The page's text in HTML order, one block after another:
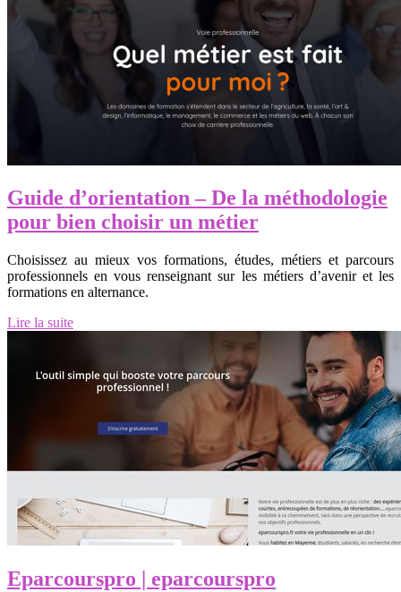
Guide d’orientation – De la méthodologie
pour bien choisir un métier
Choisissez au mieux vos formations, études, métiers et parcours
professionnels en vous renseignant sur les métiers d’avenir et les
formations en alternance.
Lire la suite
Epar­courspro | eparcourspro